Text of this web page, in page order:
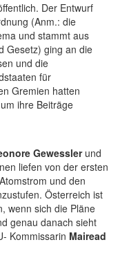
Der Entwurf
(Anm.: die
und stammt aus
Gesetz) ging an die
und die
für
Gremien hatten
ihre Beiträge
Gewesslerund
liefen von der ersten
und den
Österreich ist
wenn sich die Pläne
genau danach sieht
Kommissarin Mairead